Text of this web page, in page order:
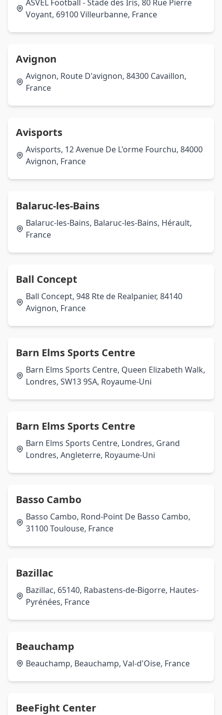
ASVEL Football - Stade des Iris, 80 Rue Pierre
Voyant, 69100 Villeurbanne, France
Avignon
Avignon, Route D'avignon, 84300 Cavaillon,
France
Avisports
Avisports, 12 Avenue De L'orme Fourchu, 84000
Avignon, France
Balaruc-les-Bains
Balaruc-les-Bains, Balaruc-les-Bains, Hérault,
France
Ball Concept
Ball Concept, 948 Rte de Realpanier, 84140
Avignon, France
Barn Elms Sports Centre
Barn Elms Sports Centre, Queen Elizabeth Walk,
Londres, SW13 9SA, Royaume-Uni
Barn Elms Sports Centre
Barn Elms Sports Centre, Londres, Grand
Londres, Angleterre, Royaume-Uni
Basso Cambo
Basso Cambo, Rond-Point De Basso Cambo,
31100 Toulouse, France
Bazillac
Bazillac, 65140, Rabastens-de-Bigorre, Hautes-
Pyrénées, France
Beauchamp
Beauchamp, Beauchamp, Val-d'Oise, France
BeeFight Center